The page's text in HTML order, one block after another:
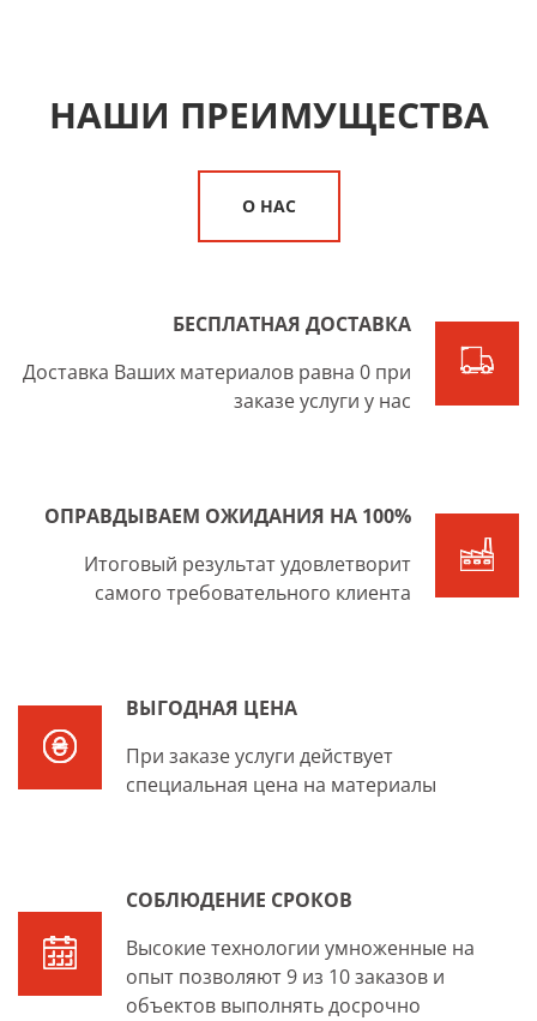
НАШИ ПРЕИМУЩЕСТВА
О НАС
БЕСПЛАТНАЯ ДОСТАВКА
Доставка Ваших материалов равна 0 при
заказе услуги у нас
ОПРАВДЫВАЕМ ОЖИДАНИЯ НА 100%
Итоговый результат удовлетворит
самого требовательного клиента
ВЫГОДНАЯ ЦЕНА
При заказе услуги действует
специальная цена на материалы
СОБЛЮДЕНИЕ СРОКОВ
Высокие технологии умноженные на
опыт позволяют 9 из 10 заказов и
объектов выполнять досрочно